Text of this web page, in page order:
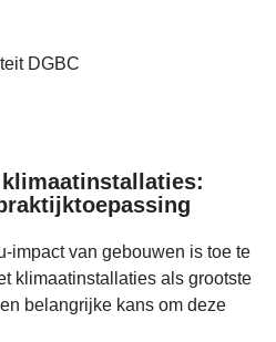
DGBC
impact van gebouwen is toe te
klimaatinstallaties als grootste
belangrijke kans om deze